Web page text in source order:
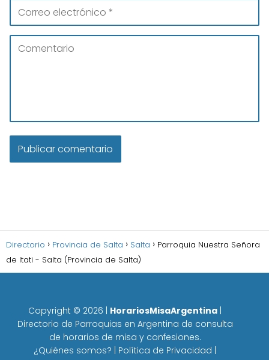
Directorio Provincia de Salta Salta
Parroquia Nuestra Señora
de Itati - Salta (Provincia de Salta)
Copyright © 2026 HorariosMisaArgentina
Directorio de Parroquias en Argentina de consulta
de horarios de misa y confesiones.
¿Quiénes somos?
Política de Privacidad